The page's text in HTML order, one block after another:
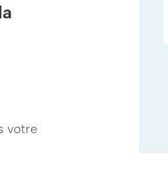
la
votre